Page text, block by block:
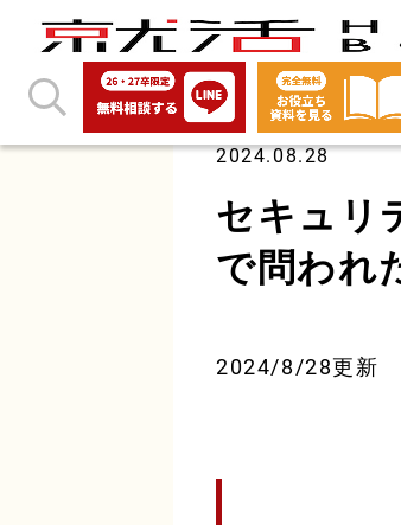
2024.08.28
セキュリ
で問われ
2024/8/28更新